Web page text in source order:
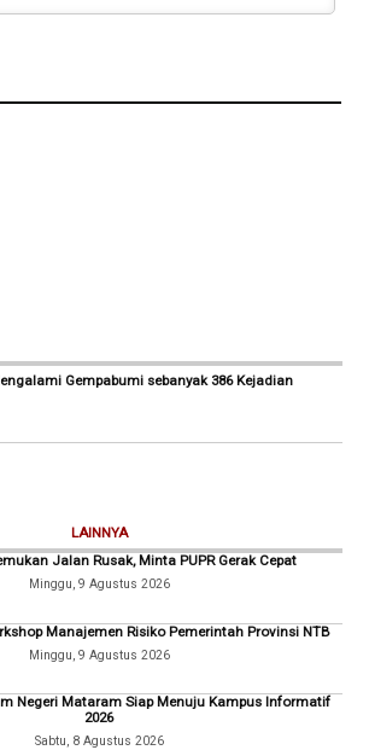
Gempabumi sebanyak 386 Kejadian
LAINNYA
Jalan Rusak, Minta PUPR Gerak Cepat
Minggu, 9 Agustus 2026
Manajemen Risiko Pemerintah Provinsi NTB
Minggu, 9 Agustus 2026
Negeri Mataram Siap Menuju Kampus Informatif
2026
Sabtu, 8 Agustus 2026